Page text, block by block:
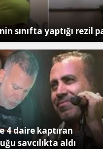
sınıfta yaptığı rezil
4 daire kaptıran
savcılıkta aldı